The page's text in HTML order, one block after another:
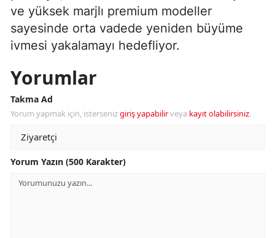
ve yüksek marjlı premium modeller
sayesinde orta vadede yeniden büyüme
ivmesi yakalamayı hedefliyor.
Yorumlar
Takma Ad
Yorum yapmak için, istersenizgiriş yapabilirveya kayıt olabilirsiniz.
Yorum Yazın (500 Karakter)